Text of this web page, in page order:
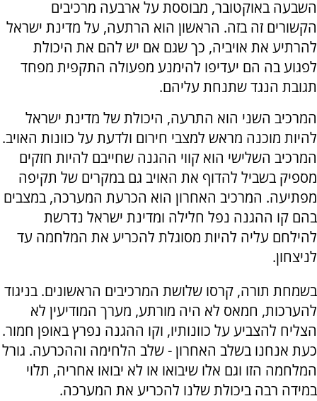
השבעה באוקטובר, מבוססת על ארבעה מרכיבים
הקשורים זה בזה. הראשון הוא הרתעה, על מדינת ישראל
להרתיע את אויביה, כך שגם אם יש להם את היכולת
לפגוע בה הם יעדיפו להימנע מפעולה התקפית מפחד
תגובת הנגד שתנחת עליהם.
המרכיב השני הוא התרעה, היכולת של מדינת ישראל
להיות מוכנה מראש למצבי חירום ולדעת על כוונות האויב.
המרכיב השלישי הוא קווי ההגנה שחייבם להיות חזקים
מספיק בשביל להדוף את האויב גם במקרים של תקיפה
מפתיעה. המרכיב האחרון הוא הכרעת המערכה, במצבים
בהם קו ההגנה נפל חלילה ומדינת ישראל נדרשת
להילחם עליה להיות מסוגלת להכריע את המלחמה עד
לניצחון.
בשמחת תורה, קרסו שלושת המרכיבים הראשונים. בניגוד
להערכות, חמאס לא היה מורתע, מערך המודיעין לא
הצליח להצביע על כוונותיו, וקו ההגנה נפרץ באופן חמור.
כעת אנחנו בשלב האחרון - שלב הלחימה וההכרעה. גורל
המלחמה הזו וגם אלו שיבואו או לא יבואו אחריה, תלוי
במידה רבה ביכולת שלנו להכריע את המערכה.